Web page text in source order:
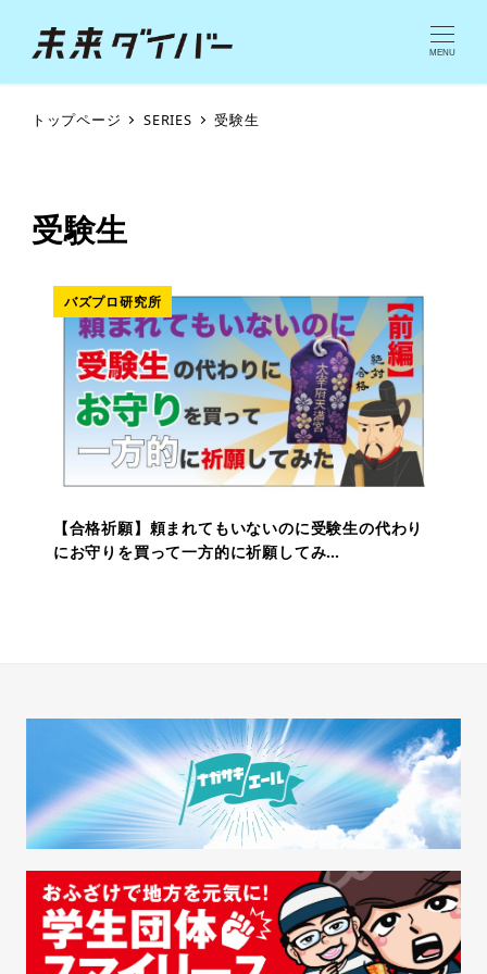
MENU
トップページ SERIES 受験生
受験生
バズプロ研究所
【合格祈願】頼まれてもいないのに受験生の代わり
にお守りを買って一方的に祈願してみ…